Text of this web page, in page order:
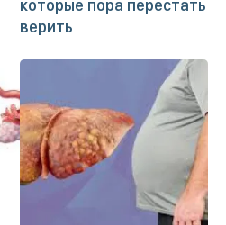
которые пора перестать
верить